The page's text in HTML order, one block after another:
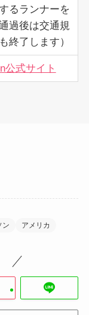
るランナーを
過後は交通規
終了します）
公式サイト
ン アメリカ